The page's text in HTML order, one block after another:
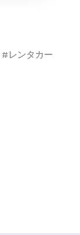
レンタカー